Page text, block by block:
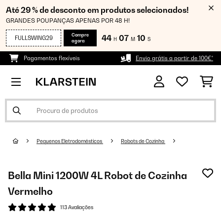
Até 29 % de desconto em produtos selecionados!
GRANDES POUPANÇAS APENAS POR 48 H!
FULLSWING29
Compre
agora
44 H 07 M 09 S
Pagamentos flexíveis Envio grátis a partir de 100€*
Pequenos Eletrodomésticos Robots de Cozinha
Bella Mini 1200W 4L Robot de Cozinha
Vermelho
113 Avaliações